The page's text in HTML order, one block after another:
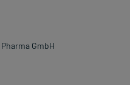
Pharma GmbH